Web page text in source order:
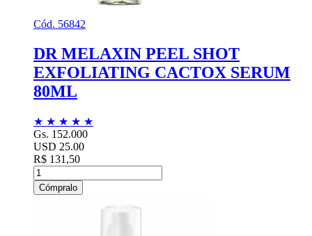
Cód. 56842
DR MELAXIN PEEL SHOT
EXFOLIATING CACTOX SERUM
80ML
★ ★ ★ ★ ★
Gs. 152.000
USD 25.00
R$ 131,50
Cómpralo